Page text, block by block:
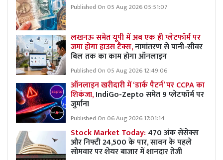
Published On 05 Aug 2026 05:51:07
लखनऊ समेत यूपी में अब एक ही प्लेटफॉर्म पर
जमा होगा हाउस टैक्स,नामांतरण से पानी-सीवर
बिल तक का काम होगा ऑनलाइन
Published On 05 Aug 2026 12:49:06
ऑनलाइन खरीदारी में ‘डार्क पैटर्न’ पर CCPA का
शिकंजा,IndiGo-Zepto समेत 9 प्लेटफॉर्म पर
जुर्माना
Published On 06 Aug 2026 17:01:14
Stock Market Today: 470 अंक सेंसेक्स
और निफ्टी 24,500 के पार, सावन के पहले
सोमवार पर शेयर बाजार में शानदार तेजी